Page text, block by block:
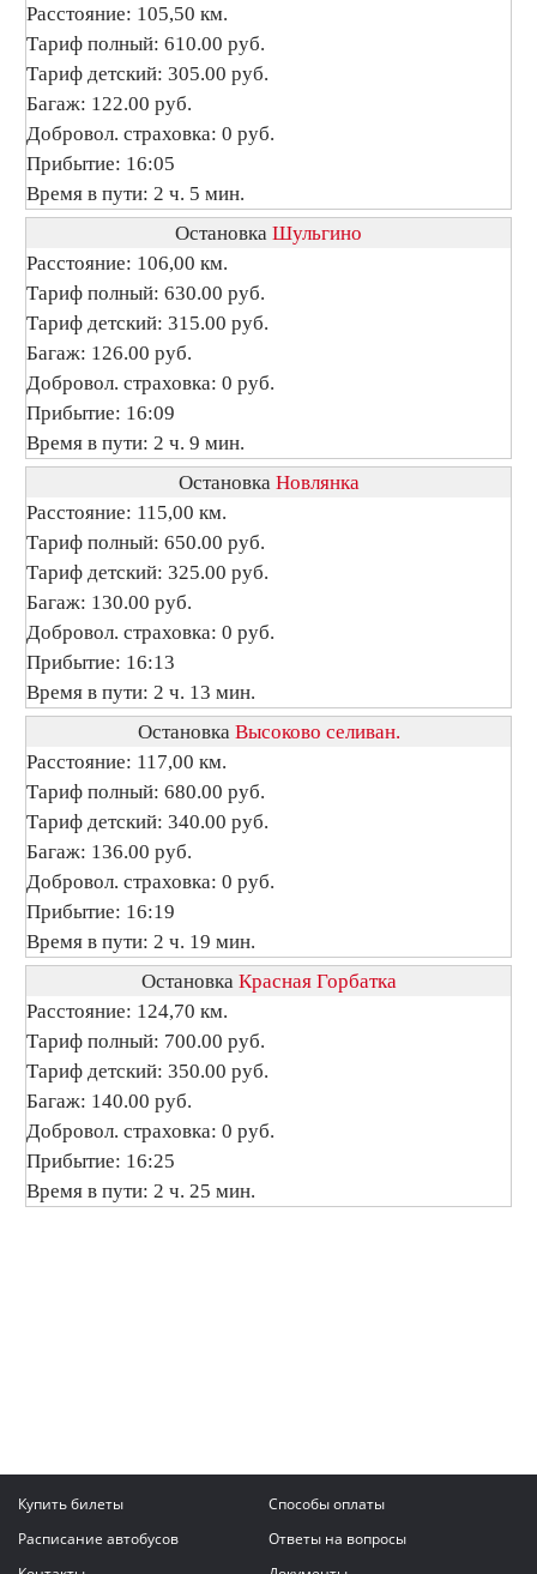
Расстояние: 105,50 км.
Тариф полный: 610.00 руб.
Тариф детский: 305.00 руб.
Багаж: 122.00 руб.
Добровол. страховка: 0 руб.
Прибытие: 16:05
Время в пути: 2 ч. 5 мин.
Остановка Шульгино
Расстояние: 106,00 км.
Тариф полный: 630.00 руб.
Тариф детский: 315.00 руб.
Багаж: 126.00 руб.
Добровол. страховка: 0 руб.
Прибытие: 16:09
Время в пути: 2 ч. 9 мин.
Остановка Новлянка
Расстояние: 115,00 км.
Тариф полный: 650.00 руб.
Тариф детский: 325.00 руб.
Багаж: 130.00 руб.
Добровол. страховка: 0 руб.
Прибытие: 16:13
Время в пути: 2 ч. 13 мин.
Остановка Высоково селиван.
Расстояние: 117,00 км.
Тариф полный: 680.00 руб.
Тариф детский: 340.00 руб.
Багаж: 136.00 руб.
Добровол. страховка: 0 руб.
Прибытие: 16:19
Время в пути: 2 ч. 19 мин.
Остановка Красная Горбатка
Расстояние: 124,70 км.
Тариф полный: 700.00 руб.
Тариф детский: 350.00 руб.
Багаж: 140.00 руб.
Добровол. страховка: 0 руб.
Прибытие: 16:25
Время в пути: 2 ч. 25 мин.
Купить билеты
Способы оплаты
Расписание автобусов
Ответы на вопросы